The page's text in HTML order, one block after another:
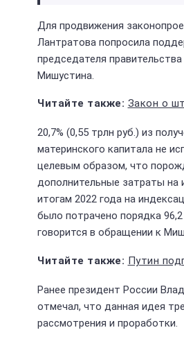
Для продвижения
Лантратова попросила
председателя
Мишустина.
Закон о штрафах за отказ от
20,7% (0,55 трлн руб.) из
материнского капитала не
целевым образом, что
дополнительные затраты на
итогам 2022 года на
было потрачено порядка
говорится в обращении к
Путин подписал закон о
Ранее президент России
отмечал, что данная идея
рассмотрения и проработки.